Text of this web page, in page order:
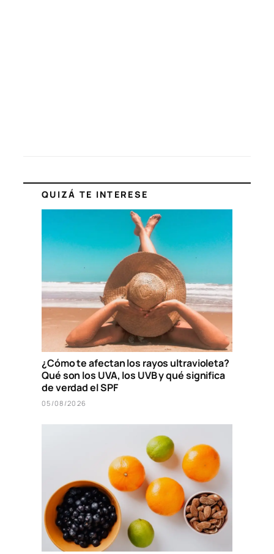
QUIZÁ TE INTERESE
¿Cómo te afectan los rayos ultravioleta?
Qué son los UVA, los UVB y qué significa
de verdad el SPF
05/08/2026